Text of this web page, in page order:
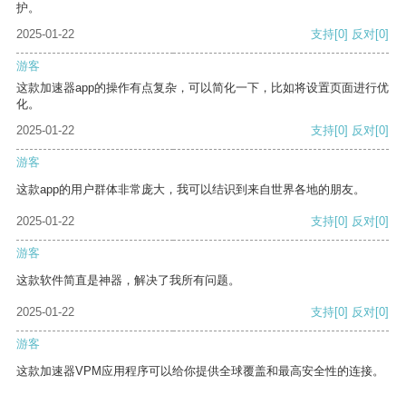
护。
2025-01-22
支持[0] 反对[0]
游客
这款加速器app的操作有点复杂，可以简化一下，比如将设置页面进行优
化。
2025-01-22
支持[0] 反对[0]
游客
这款app的用户群体非常庞大，我可以结识到来自世界各地的朋友。
2025-01-22 支持[0] 反对[0]
游客
这款软件简直是神器，解决了我所有问题。
2025-01-22 支持[0] 反对[0]
游客
这款加速器VPM应用程序可以给你提供全球覆盖和最高安全性的连接。